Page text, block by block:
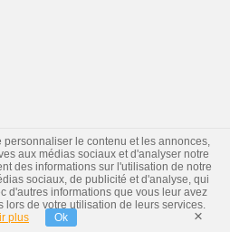
personnaliser le contenu et les annonces,
aux médias sociaux et d'analyser notre
des informations sur l'utilisation de notre
sociaux, de publicité et d'analyse, qui
d'autres informations que vous leur avez
de votre utilisation de leurs services.
plus
Ok ×